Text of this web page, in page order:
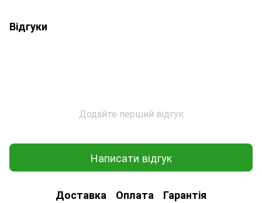
Відгуки
Додайте перший відгук
Написати відгук
Доставка Оплата Гарантія